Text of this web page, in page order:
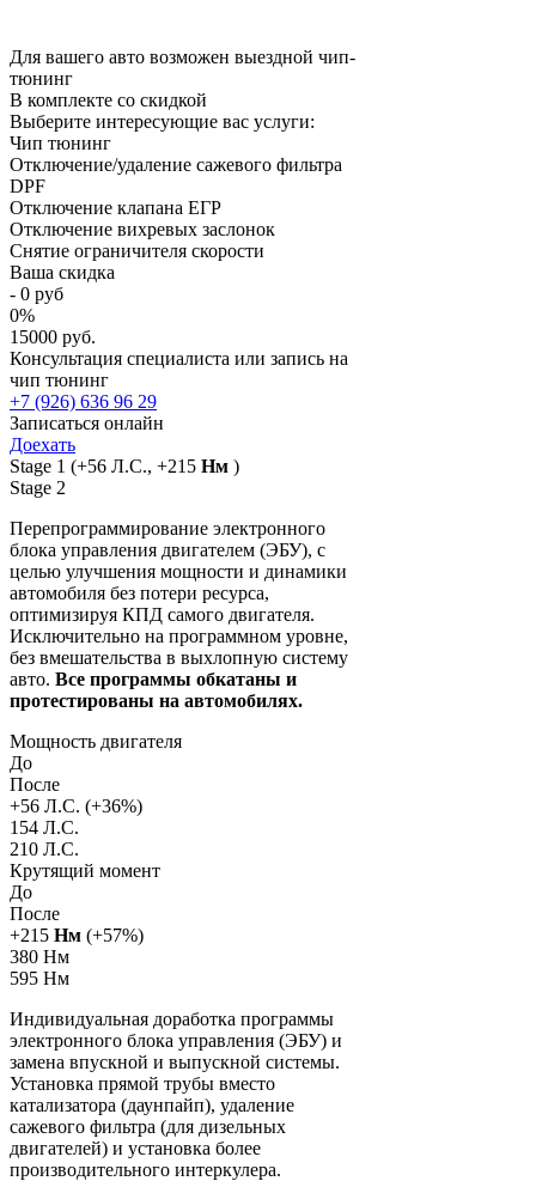
Для вашего авто возможен выездной чип-
тюнинг
В комплекте со скидкой
Выберите интересующие вас услуги:
Чип тюнинг
Отключение/удаление сажевого фильтра
DPF
Отключение клапана ЕГР
Отключение вихревых заслонок
Снятие ограничителя скорости
Ваша скидка
- 0 руб
0%
15000 руб.
Консультация специалиста или запись на
чип тюнинг
+7 (926) 636 96 29
Записаться онлайн
Доехать
Stage 1 (+56 Л.С., +215 Нм )
Stage 2
Перепрограммирование электронного
блока управления двигателем (ЭБУ), с
целью улучшения мощности и динамики
автомобиля без потери ресурса,
оптимизируя КПД самого двигателя.
Исключительно на программном уровне,
без вмешательства в выхлопную систему
авто. Все программы обкатаны и
протестированы на автомобилях.
Мощность двигателя
До
После
+56 Л.С. (+36%)
154 Л.С.
210 Л.С.
Крутящий момент
До
После
+215 Нм (+57%)
380 Нм
595 Нм
Индивидуальная доработка программы
электронного блока управления (ЭБУ) и
замена впускной и выпускной системы.
Установка прямой трубы вместо
катализатора (даунпайп), удаление
сажевого фильтра (для дизельных
двигателей) и установка более
производительного интеркулера.